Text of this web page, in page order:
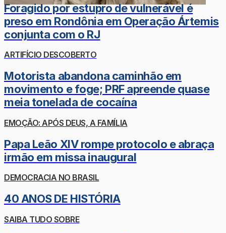
Foragido por estupro de vulnerável é
preso em Rondônia em Operação Ártemis
conjunta com o RJ
ARTIFÍCIO DESCOBERTO
Motorista abandona caminhão em
movimento e foge; PRF apreende quase
meia tonelada de cocaína
EMOÇÃO: APÓS DEUS, A FAMÍLIA
Papa Leão XIV rompe protocolo e abraça
irmão em missa inaugural
DEMOCRACIA NO BRASIL
40 ANOS DE HISTÓRIA
SAIBA TUDO SOBRE